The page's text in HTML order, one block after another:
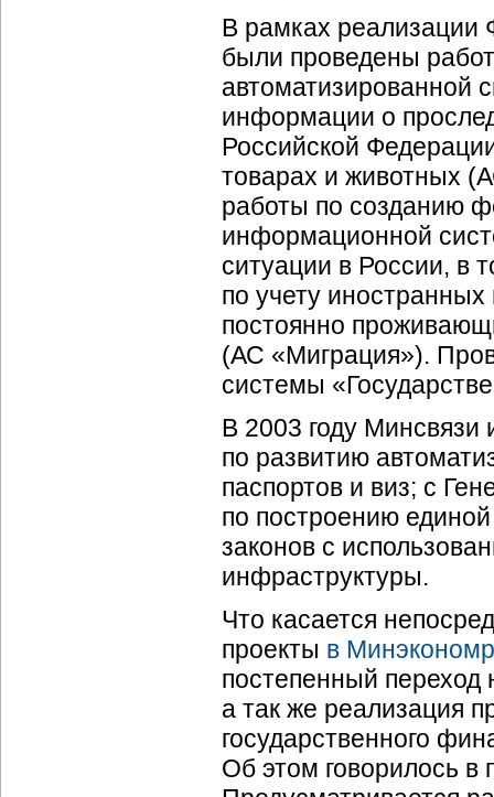
В рамках реализации
были проведены
автоматизированной
информации о
Российской
товарах и животных
работы по созданию
информационной
ситуации в России, в
по учету
постоянно
(АС «Миграция»).
системы
В 2003 году
по развитию
паспортов и виз; с
по построению
законов с
инфраструктуры.
Что касается
проекты в
постепенный
а так же реализация
государственного
Об этом говорилось в